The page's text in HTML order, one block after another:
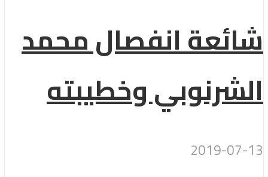
شائعة انفصال محمد
الشرنوبي وخطيبته
2019-07-13